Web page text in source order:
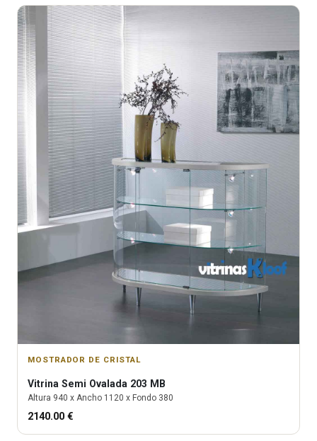
MOSTRADOR DE CRISTAL
Vitrina Semi Ovalada 203 MB
Altura 940 x Ancho 1120 x Fondo 380
2140.00 €